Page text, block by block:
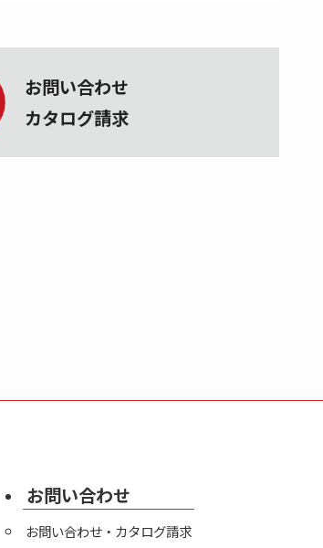
お問い合わせ
カタログ請求
お問い合わせ
お問い合わせ・カタログ請求